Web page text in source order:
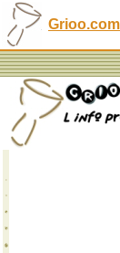
Grioo.com